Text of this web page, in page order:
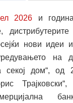
2026 и
нови идеи
на
секој дом“,